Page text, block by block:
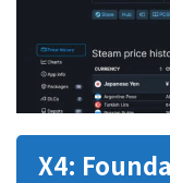
X4: